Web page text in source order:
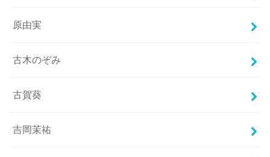
原由実
古木のぞみ
古賀葵
吉岡茉祐